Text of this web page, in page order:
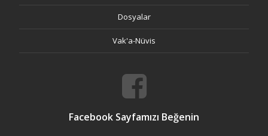
Dosyalar
Vak'a-Nüvis
Facebook Sayfamızı Beğenin